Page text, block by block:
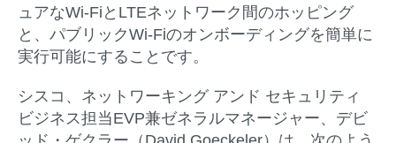
ュアなWi-FiとLTEネットワーク間のホッピング
と、パブリックWi-Fiのオンボーディングを簡単に
実行可能にすることです。
シスコ、ネットワーキング アンド セキュリティ
ビジネス担当EVP兼ゼネラルマネージャー、デビ